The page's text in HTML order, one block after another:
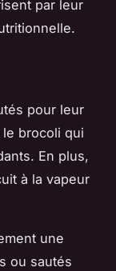
par leur
pour leur
brocoli qui
En plus,
à la vapeur
une
ou sautés